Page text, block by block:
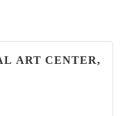
ART CENTER,